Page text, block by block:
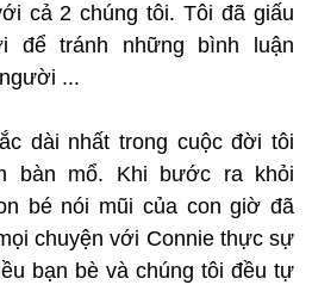
cả 2 chúng tôi. Tôi đã giấu
để tránh những bình luận
...
dài nhất trong cuộc đời tôi
bàn mổ. Khi bước ra khỏi
bé nói mũi của con giờ đã
chuyện với Connie thực sự
bạn bè và chúng tôi đều tự